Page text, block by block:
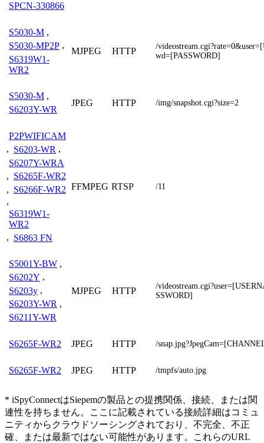
SPCN-330866
S5030-M ,
S5030-MP2P ,
S6319W1-
WR2
MJPEG HTTP
/
wd=[PASSWORD]
S5030-M ,
S6203Y-WR
JPEG HTTP /img/snapshot.cgi?size=2
P2PWIFICAM
, S6203-WR ,
S6207Y-WRA
, S6265F-WR2
, S6266F-WR2
,
S6319W1-
WR2
, S6863 FN
FFMPEG RTSP /11
S5001Y-BW ,
S6202Y ,
S6203y ,
S6203Y-WR ,
S6211Y-WR
MJPEG HTTP
/
SSWORD]
S6265F-WR2 JPEG HTTP /
S6265F-WR2 JPEG HTTP /tmpfs/auto.jpg
* iSpyConnectはSiepemの製品との提携関係、接続、または関
連性を持ちません。ここに記載されている接続詳細はコミュ
ニティからクラウドソーシングされており、不完全、不正
確、または最新ではない可能性があります。これらのURL